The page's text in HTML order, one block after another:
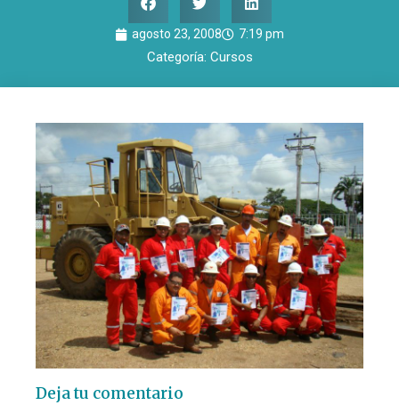
agosto 23, 2008 7:19 pm
Categoría: Cursos
Deja tu comentario